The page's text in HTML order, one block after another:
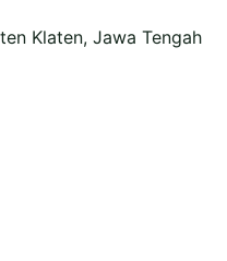
Klaten, Jawa Tengah